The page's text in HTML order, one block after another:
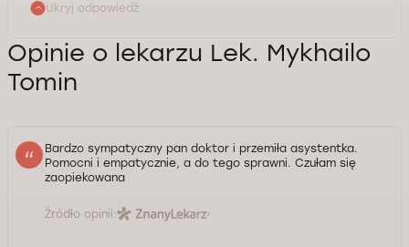
Ukryj odpowiedź
Opinie o lekarzu Lek. Mykhailo
Tomin
Bardzo sympatyczny pan doktor i przemiła asystentka.
Pomocni i empatycznie, a do tego sprawni. Czułam się
zaopiekowana
Źródło opinii: